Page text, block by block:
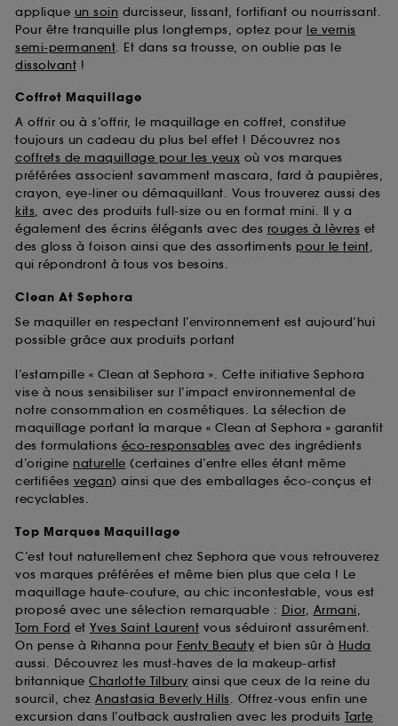
applique un soin durcisseur, lissant, fortifiant ou nourrissant.
Pour être tranquille plus longtemps, optez pour le vernis
semi-permanent. Et dans sa trousse, on oublie pas le
dissolvant !
Coffret Maquillage
A offrir ou à s’offrir, le maquillage en coffret, constitue
toujours un cadeau du plus bel effet ! Découvrez nos
coffrets de maquillage pour les yeux où vos marques
préférées associent savamment mascara, fard à paupières,
crayon, eye-liner ou démaquillant. Vous trouverez aussi des
kits, avec des produits full-size ou en format mini. Il y a
également des écrins élégants avec des rouges à lèvres et
des gloss à foison ainsi que des assortiments pour le teint,
qui répondront à tous vos besoins.
Clean At Sephora
Se maquiller en respectant l’environnement est aujourd’hui
possible grâce aux produits portant
l’estampille « Clean at Sephora ». Cette initiative Sephora
vise à nous sensibiliser sur l’impact environnemental de
notre consommation en cosmétiques. La sélection de
maquillage portant la marque « Clean at Sephora » garantit
des formulations éco-responsables avec des ingrédients
d’origine naturelle (certaines d’entre elles étant même
certifiées vegan) ainsi que des emballages éco-conçus et
recyclables.
Top Marques Maquillage
C’est tout naturellement chez Sephora que vous retrouverez
vos marques préférées et même bien plus que cela ! Le
maquillage haute-couture, au chic incontestable, vous est
proposé avec une sélection remarquable : Dior, Armani,
Tom Ford et Yves Saint Laurent vous séduiront assurément.
On pense à Rihanna pour Fenty Beauty et bien sûr à Huda
aussi. Découvrez les must-haves de la makeup-artist
britannique Charlotte Tilbury ainsi que ceux de la reine du
sourcil, chez Anastasia Beverly Hills. Offrez-vous enfin une
excursion dans l’outback australien avec les produits Tarte